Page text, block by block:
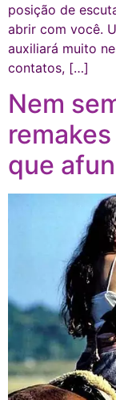
posição de
abrir com você.
auxiliará muito
contatos, […]
Nem
que